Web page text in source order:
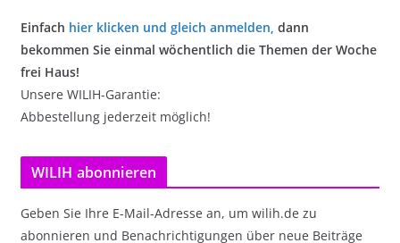
Einfach hier klicken und gleich anmelden, dann
bekommen Sie einmal wöchentlich die Themen der Woche
frei Haus!
Unsere WILIH-Garantie:
Abbestellung jederzeit möglich!
WILIH abonnieren
Geben Sie Ihre E-Mail-Adresse an, um wilih.de zu
abonnieren und Benachrichtigungen über neue Beiträge